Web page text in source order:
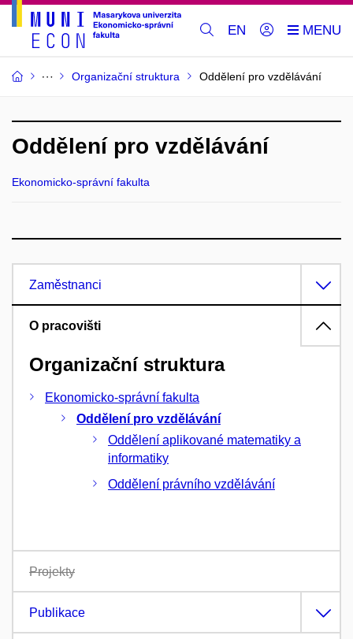
EN
Organizační struktura Oddělení pro vzdělávání
Oddělení pro vzdělávání
Ekonomicko-správní fakulta
Zaměstnanci
O pracovišti
Organizační struktura
Ekonomicko-správní fakulta
Oddělení pro vzdělávání
Oddělení aplikované matematiky a
informatiky
Oddělení právního vzdělávání
Projekty
Publikace